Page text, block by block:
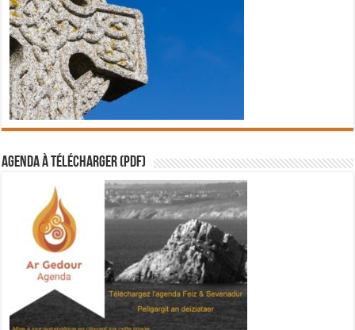
Agenda à télécharger (PDF)